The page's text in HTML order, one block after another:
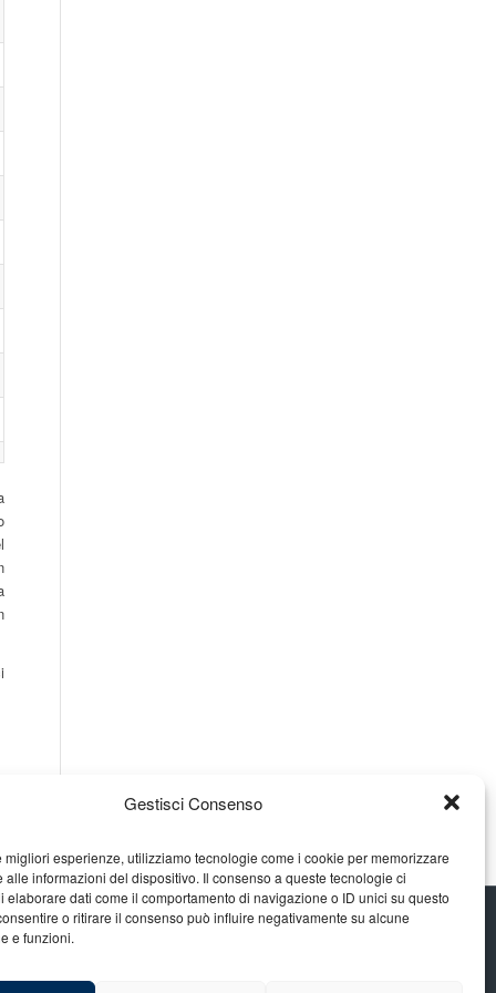
Gestisci Consenso
migliori esperienze, utilizziamo tecnologie come i cookie per memorizzare
alle informazioni del dispositivo. Il consenso a queste tecnologie ci
elaborare dati come il comportamento di navigazione o ID unici su questo
o ritirare il consenso può influire negativamente su alcune
e funzioni.